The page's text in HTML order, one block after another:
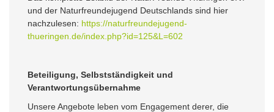
und der Naturfreundejugend Deutschlands sind hier
nachzulesen: https://naturfreundejugend-
thueringen.de/index.php?id=125&L=602
Beteiligung, Selbstständigkeit und
Verantwortungsübernahme
Unsere Angebote leben vom Engagement derer, die